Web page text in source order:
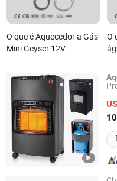
O que é Aquecedor a Gás
Mini Geyser 12V
Volts Bomba Aquecedor
Marinho Portátil
Chuveiro de Água Quente
Camping Aquecedor de
Água a Gás
O
Zhongshan Idea Electric
Guangdong, China